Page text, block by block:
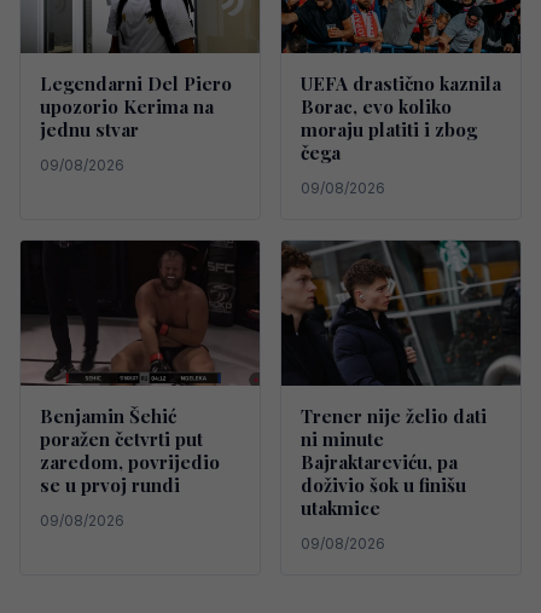
Legendarni Del Piero
upozorio Kerima na
jednu stvar
09/08/2026
UEFA drastično kaznila
Borac, evo koliko
moraju platiti i zbog
čega
09/08/2026
Benjamin Šehić
poražen četvrti put
zaredom, povrijedio
se u prvoj rundi
09/08/2026
Trener nije želio dati
ni minute
Bajraktareviću, pa
doživio šok u finišu
utakmice
09/08/2026